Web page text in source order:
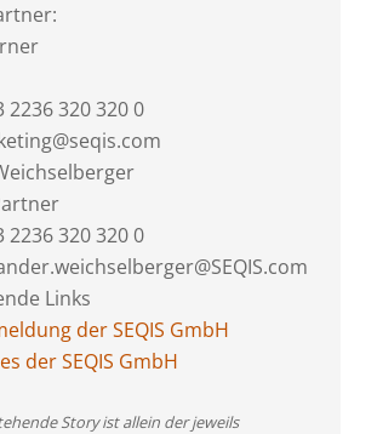
2236 320 320 0
2236 320 320 0
Links
der SEQIS GmbH
der SEQIS GmbH
Story ist allein der jeweils